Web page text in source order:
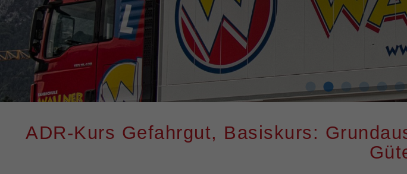
ADR-Kurs Gefahrgut, Basiskurs: